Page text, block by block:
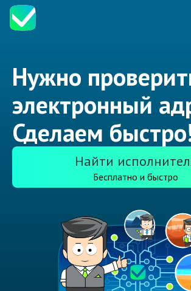
Нужно
электронный
Сделаем
Найти
Бесплатно и быстро